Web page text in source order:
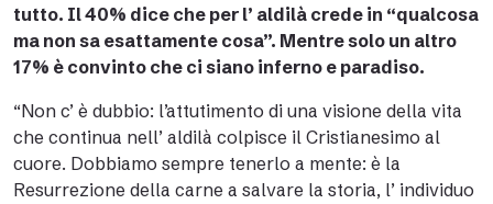
tutto. Il 40% dice che per l’ aldilà crede in “qualcosa
ma non sa esattamente cosa”. Mentre solo un altro
17% è convinto che ci siano inferno e paradiso.
“Non c’ è dubbio: l’attutimento di una visione della vita
che continua nell’ aldilà colpisce il Cristianesimo al
cuore. Dobbiamo sempre tenerlo a mente: è la
Resurrezione della carne a salvare la storia, l’ individuo